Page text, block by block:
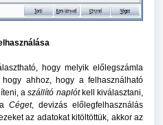
hogy melyik előlegszámla
hogy ahhoz, hogy a felhasználható
a szállító naplótkell kiválasztani,
Céget, devizás előlegfelhasználás
az adatokat kitöltöttük, akkor az